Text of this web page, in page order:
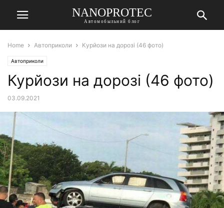
NANOPROTEC
Автомобыльний блог
Home Автоприколи Курйози на дорозі (46 фото)
Автоприколи
Курйози на дорозі (46 фото)
03.09.2021